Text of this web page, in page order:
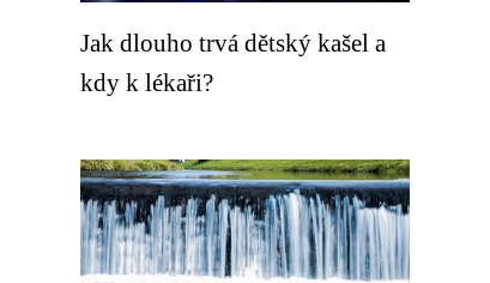
Jak dlouho trvá dětský kašel a
kdy k lékaři?